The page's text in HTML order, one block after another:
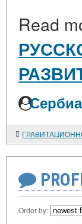
Read
Order by: